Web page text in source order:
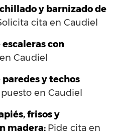
y barnizado de
cita en Caudiel
con
Caudiel
y techos
en Caudiel
frisos y
madera: Pide cita en